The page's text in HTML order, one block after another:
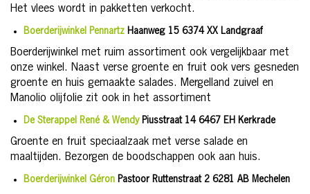
Het vlees wordt in pakketten verkocht.
Boerderijwinkel Pennartz Haanweg 15 6374 XX Landgraaf
Boerderijwinkel met ruim assortiment ook vergelijkbaar met
onze winkel. Naast verse groente en fruit ook vers gesneden
groente en huis gemaakte salades. Mergelland zuivel en
Manolio olijfolie zit ook in het assortiment
De Sterappel René & Wendy Piusstraat 14 6467 EH Kerkrade
Groente en fruit speciaalzaak met verse salade en
maaltijden. Bezorgen de boodschappen ook aan huis.
Boerderijwinkel Géron Pastoor Ruttenstraat 2 6281 AB Mechelen